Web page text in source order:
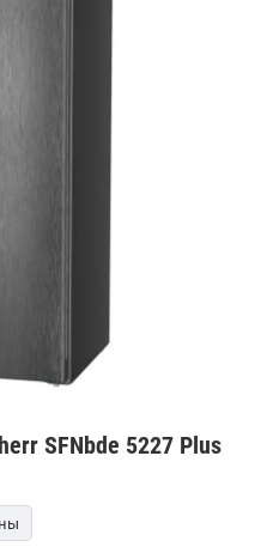
SFNbde 5227 Plus